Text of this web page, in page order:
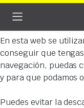
En esta web se
conseguir que
navegación, puedas
y para que podamos
Puedes evitar la